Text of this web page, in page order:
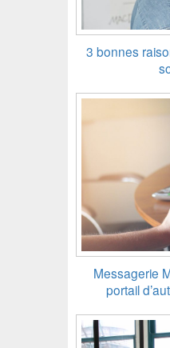
3 bonnes
Messagerie
portail